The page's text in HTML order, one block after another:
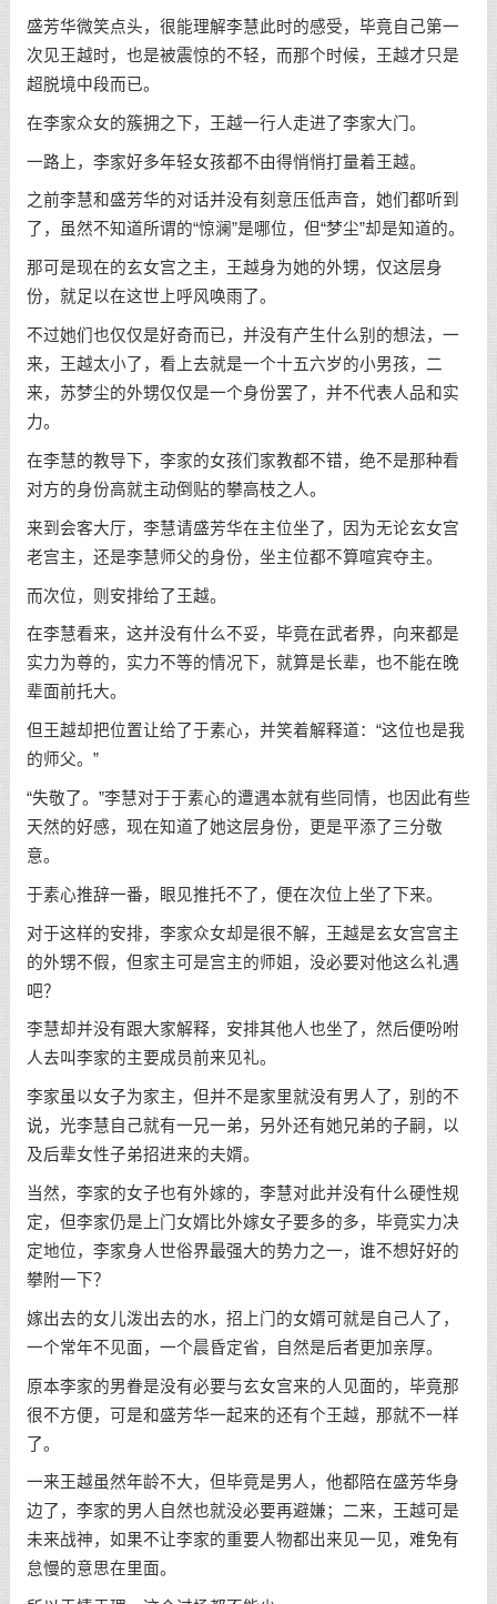
盛芳华微笑点头，很能理解李慧此时的感受，毕竟自己第一
次见王越时，也是被震惊的不轻，而那个时候，王越才只是
超脱境中段而已。
在李家众女的簇拥之下，王越一行人走进了李家大门。
一路上，李家好多年轻女孩都不由得悄悄打量着王越。
之前李慧和盛芳华的对话并没有刻意压低声音，她们都听到
了，虽然不知道所谓的“惊澜”是哪位，但“梦尘”却是知道的。
那可是现在的玄女宫之主，王越身为她的外甥，仅这层身
份，就足以在这世上呼风唤雨了。
不过她们也仅仅是好奇而已，并没有产生什么别的想法，一
来，王越太小了，看上去就是一个十五六岁的小男孩，二
来，苏梦尘的外甥仅仅是一个身份罢了，并不代表人品和实
力。
在李慧的教导下，李家的女孩们家教都不错，绝不是那种看
对方的身份高就主动倒贴的攀高枝之人。
来到会客大厅，李慧请盛芳华在主位坐了，因为无论玄女宫
老宫主，还是李慧师父的身份，坐主位都不算喧宾夺主。
而次位，则安排给了王越。
在李慧看来，这并没有什么不妥，毕竟在武者界，向来都是
实力为尊的，实力不等的情况下，就算是长辈，也不能在晚
辈面前托大。
但王越却把位置让给了于素心，并笑着解释道：“这位也是我
的师父。”
“失敬了。”李慧对于于素心的遭遇本就有些同情，也因此有些
天然的好感，现在知道了她这层身份，更是平添了三分敬
意。
于素心推辞一番，眼见推托不了，便在次位上坐了下来。
对于这样的安排，李家众女却是很不解，王越是玄女宫宫主
的外甥不假，但家主可是宫主的师姐，没必要对他这么礼遇
吧？
李慧却并没有跟大家解释，安排其他人也坐了，然后便吩咐
人去叫李家的主要成员前来见礼。
李家虽以女子为家主，但并不是家里就没有男人了，别的不
说，光李慧自己就有一兄一弟，另外还有她兄弟的子嗣，以
及后辈女性子弟招进来的夫婿。
当然，李家的女子也有外嫁的，李慧对此并没有什么硬性规
定，但李家仍是上门女婿比外嫁女子要多的多，毕竟实力决
定地位，李家身人世俗界最强大的势力之一，谁不想好好的
攀附一下？
嫁出去的女儿泼出去的水，招上门的女婿可就是自己人了，
一个常年不见面，一个晨昏定省，自然是后者更加亲厚。
原本李家的男眷是没有必要与玄女宫来的人见面的，毕竟那
很不方便，可是和盛芳华一起来的还有个王越，那就不一样
了。
一来王越虽然年龄不大，但毕竟是男人，他都陪在盛芳华身
边了，李家的男人自然也就没必要再避嫌；二来，王越可是
未来战神，如果不让李家的重要人物都出来见一见，难免有
怠慢的意思在里面。